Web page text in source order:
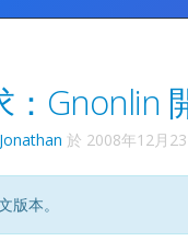
：Gnonlin
Jonathan 於 2008年12月
版本。